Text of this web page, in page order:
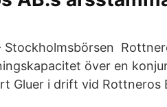
Stockholmsbörsen
över en
Gluer i drift vid Rottneros